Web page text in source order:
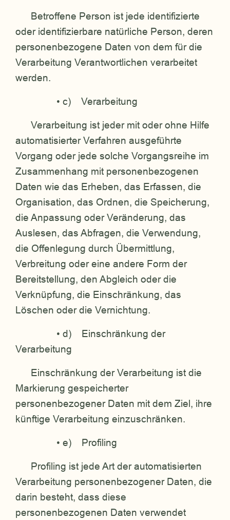
Betroffene Person ist jede identifizierte
oder identifizierbare natürliche Person, deren
personenbezogene Daten von dem für die
Verarbeitung Verantwortlichen verarbeitet
werden.
• c) Verarbeitung
Verarbeitung ist jeder mit oder ohne Hilfe
automatisierter Verfahren ausgeführte
Vorgang oder jede solche Vorgangsreihe im
Zusammenhang mit personenbezogenen
Daten wie das Erheben, das Erfassen, die
Organisation, das Ordnen, die Speicherung,
die Anpassung oder Veränderung, das
Auslesen, das Abfragen, die Verwendung,
die Offenlegung durch Übermittlung,
Verbreitung oder eine andere Form der
Bereitstellung, den Abgleich oder die
Verknüpfung, die Einschränkung, das
Löschen oder die Vernichtung.
• d) Einschränkung der
Verarbeitung
Einschränkung der Verarbeitung ist die
Markierung gespeicherter
personenbezogener Daten mit dem Ziel, ihre
künftige Verarbeitung einzuschränken.
• e) Profiling
Profiling ist jede Art der automatisierten
Verarbeitung personenbezogener Daten, die
darin besteht, dass diese
personenbezogenen Daten verwendet